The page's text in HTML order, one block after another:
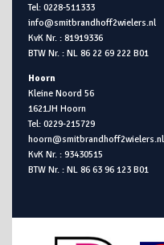
Tel: 0228-511333
info@smitbrandhoff2wielers.nl
KvK Nr. : 81919336
BTW Nr. : NL 86 22 69 222 B01
Hoorn
Kleine Noord 56
1621JH Hoorn
Tel: 0229-215729
hoorn@smitbrandhoff2wielers.nl
KvK Nr. : 93430515
BTW Nr. : NL 86 63 96 123 B01